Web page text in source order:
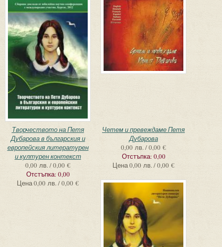
Творчеството на Петя
Дубарова в българския и
европейския литературен
и културен контекст
0,00 лв. / 0,00 €
Отстъпка: 0,00
Цена0,00 лв. / 0,00 €
Четем и превеждаме Петя
Дубарова
0,00 лв. / 0,00 €
Отстъпка: 0,00
Цена0,00 лв. / 0,00 €
Страници